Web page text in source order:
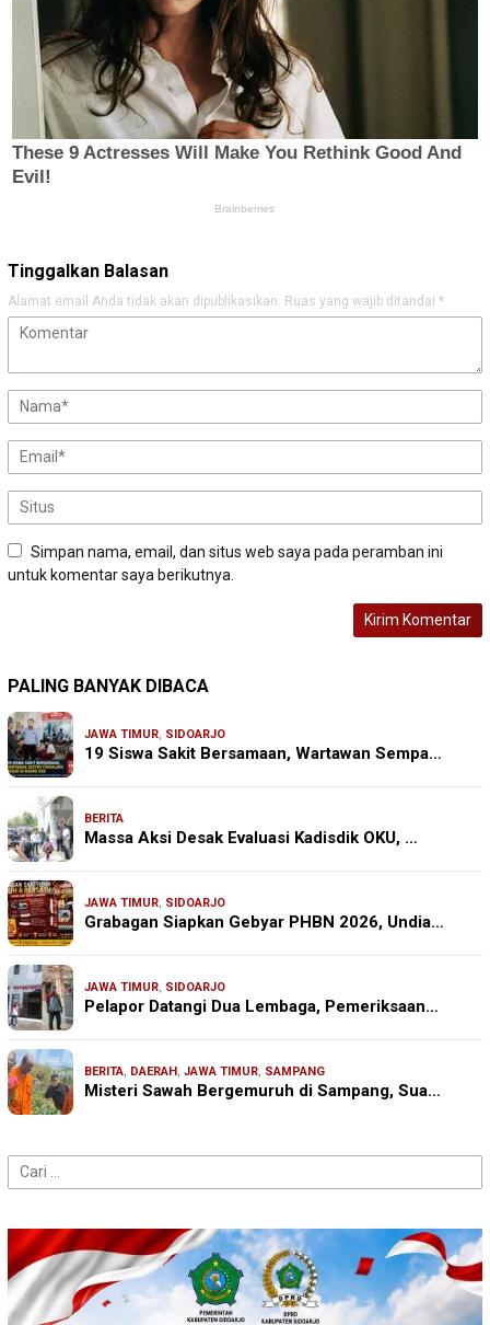
Tinggalkan Balasan
Alamat email Anda tidak akan dipublikasikan. Ruas yang wajib ditandai *
Simpan nama, email, dan situs web saya pada peramban ini
untuk komentar saya berikutnya.
PALING BANYAK DIBACA
JAWA TIMUR SIDOARJO
19 Siswa Sakit Bersamaan, Wartawan Sempa…
BERITA
Massa Aksi Desak Evaluasi Kadisdik OKU, …
JAWA TIMUR SIDOARJO
Grabagan Siapkan Gebyar PHBN 2026, Undia…
JAWA TIMUR SIDOARJO
Pelapor Datangi Dua Lembaga, Pemeriksaan…
BERITA DAERAH JAWA TIMUR SAMPANG
Misteri Sawah Bergemuruh di Sampang, Sua…
Cari
untuk: